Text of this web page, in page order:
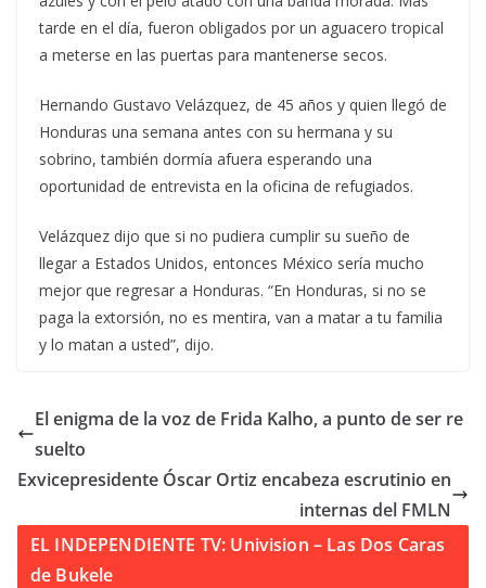
tarde en el día, fueron obligados por un aguacero tropical
a meterse en las puertas para mantenerse secos.
Hernando Gustavo Velázquez, de 45 años y quien llegó de
Honduras una semana antes con su hermana y su
sobrino, también dormía afuera esperando una
oportunidad de entrevista en la oficina de refugiados.
Velázquez dijo que si no pudiera cumplir su sueño de
llegar a Estados Unidos, entonces México sería mucho
mejor que regresar a Honduras. “En Honduras, si no se
paga la extorsión, no es mentira, van a matar a tu familia
y lo matan a usted”, dijo.
El enigma de la voz de Frida Kalho, a punto de ser re
suelto
Exvicepresidente Óscar Ortiz encabeza escrutinio en
internas del FMLN
EL INDEPENDIENTE TV: Univision – Las Dos Caras
de Bukele